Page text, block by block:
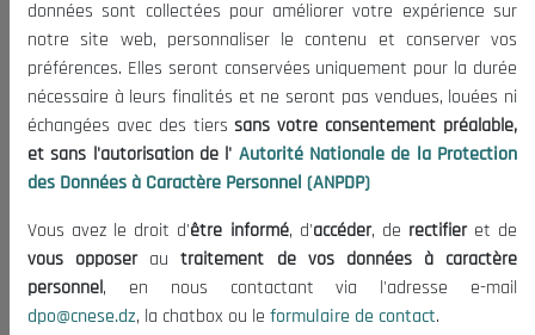
Le CNESE
A Propos
Le président
Organisation
Publications
Informations utiles
Appels d'offres et Consultations
Mentions Légales
données sont collectées pour améliorer votre expérience sur
notre site web, personnaliser le contenu et conserver vos
préférences. Elles seront conservées uniquement pour la durée
nécessaire à leurs finalités et ne seront pas vendues, louées ni
échangées avec des tierssans votre consentement préalable,
et sans l'autorisation de l' Autorité Nationale de la Protection
des Données à Caractère Personnel (ANPDP)
Vous avez le droit d'être informé, d'accéder, de rectifieret de
vous opposerautraitement de vos données à caractère
personnel, en nous contactant via l'adresse e-mail
dpo@cnese.dz, la chatbox ou le formulaire de contact.